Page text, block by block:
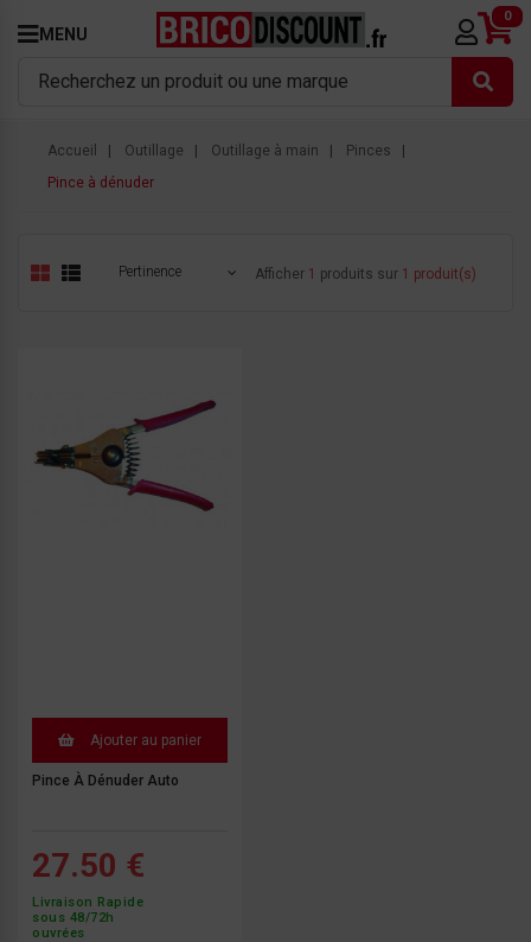
MENU
0
Accueil Outillage Outillage à main
Pinces
Pince à dénuder
Pertinence Afficher 1 produits sur 1 produit(s)
Ajouter au panier
Pince À Dénuder Auto
27.50 €
Livraison Rapide
sous 48/72h
ouvrées